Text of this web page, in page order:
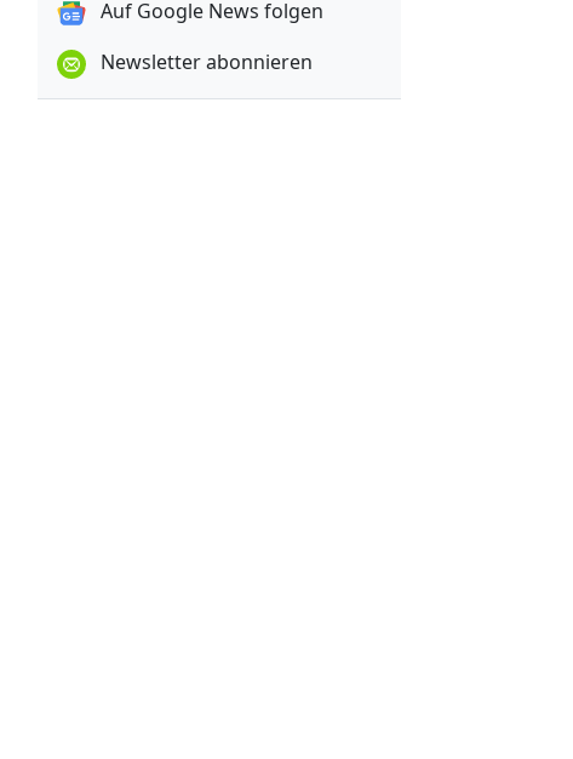
Auf Google News folgen
Newsletter abonnieren